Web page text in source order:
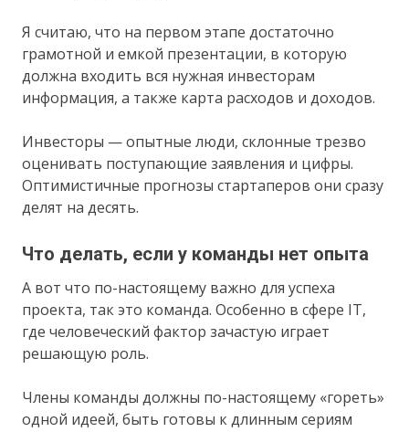
Я считаю, что на первом этапе достаточно
грамотной и емкой презентации, в которую
должна входить вся нужная инвесторам
информация, а также карта расходов и доходов.
Инвесторы — опытные люди, склонные трезво
оценивать поступающие заявления и цифры.
Оптимистичные прогнозы стартаперов они сразу
делят на десять.
Что делать, если у команды нет опыта
А вот что по-настоящему важно для успеха
проекта, так это команда. Особенно в сфере IT,
где человеческий фактор зачастую играет
решающую роль.
Члены команды должны по-настоящему «гореть»
одной идеей, быть готовы к длинным сериям